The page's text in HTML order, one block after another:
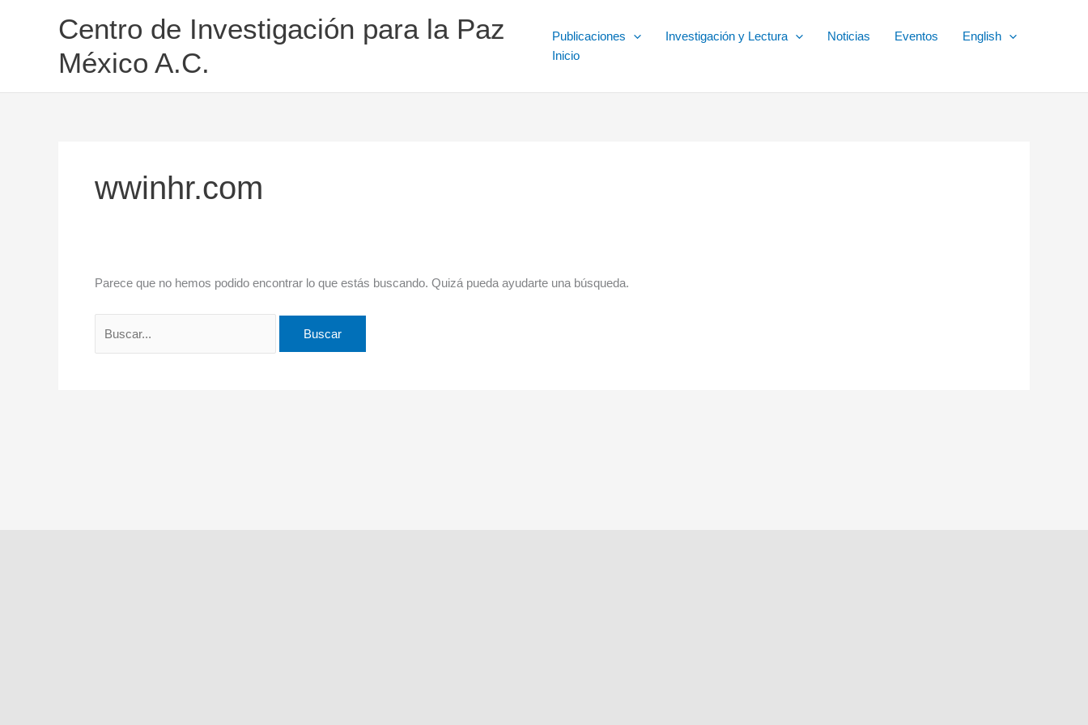
Centro de Investigación para la Paz
México A.C.
Publicaciones Investigación y Lectura Noticias Eventos
English
Inicio
wwinhr.com
Parece que no hemos podido encontrar lo que estás buscando. Quizá pueda ayudarte una búsqueda.
por: